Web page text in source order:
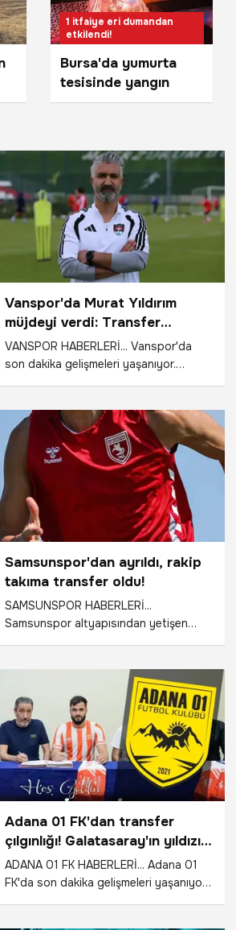
1 itfaiye eri dumandan
etkilendi!
Bursa'da yumurta
tesisinde yangın
Vanspor'da Murat Yıldırım
müjdeyi verdi: Transfer
gerçekleşecek
VANSPOR HABERLERİ... Vanspor'da
son dakika gelişmeleri yaşanıyor.
hedef olarak belirlendi. Vanspor FK
teknik direktörü Murat Yıldırım transfer
müjdesini açıkladı.
Samsunspor'dan ayrıldı, rakip
takıma transfer oldu!
SAMSUNSPOR HABERLERİ...
Samsunspor altyapısından yetişen
futbolcu, kırmızı-beyazlı kulübe
duygusal bir mesajla veda etti.
Adana 01 FK'dan transfer
çılgınlığı! Galatasaray'ın yıldızı
imzayı attı
ADANA 01 FK HABERLERİ... Adana 01
FK'da son dakika gelişmeleri yaşanıyor.